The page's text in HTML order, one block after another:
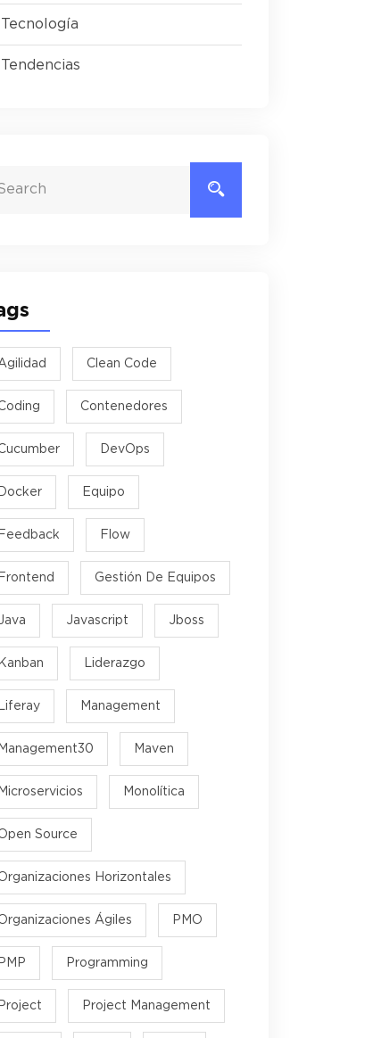
Tecnología
Tendencias
Clean Code
Contenedores
DevOps
Docker Equipo
Feedback Flow
Frontend Gestión De Equipos
Javascript Jboss
Kanban Liderazgo
Liferay Management
Management30 Maven
Microservicios Monolítica
Source
Horizontales
Ágiles PMO
PMP Programming
Project Project Management